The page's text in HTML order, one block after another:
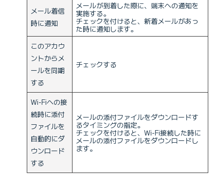
メール着信
時に通知
メールが到着した際に、端末への通知を
実施する。
チェックを付けると、新着メールがあっ
た時に通知します。
このアカウ
ントからメ
ールを同期
する
チェックする
Wi-Fiへの接
続時に添付
ファイルを
自動的にダ
ウンロード
する
メールの添付ファイルをダウンロードす
るタイミングの指定。
チェックを付けると、Wi-Fi接続した時に
メールの添付ファイルをダウンロードし
ます。